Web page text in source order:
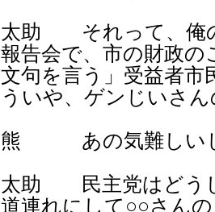
太助 それって、俺
報告会で、市の財政
文句を言う」受益者市
ういや、ゲンじいさ
熊 あの気難しいじ
太助 民主党はどう
道連れにして○○さん